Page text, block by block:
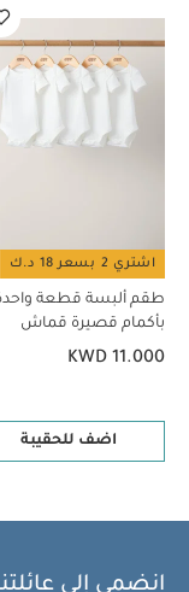
واحدة عضوية بلون أبيض - 3
لحاف أناذر فوكس
اشتري 2 بسعر 18 د.ك
طقم ألبسة قطعة
بأكمام قصيرة قماش
عضوي بلون أبيض - 5 قطع
KWD 11.000
اضف للحقيبة
انضمي إلى